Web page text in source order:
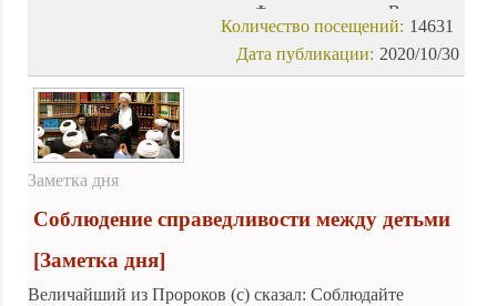
невежественного президента Франции в адрес Великого
божественную милость для миров. Мусульмане
возмущены этим оскорблением, и волна ненависти и
отвращения в связи с этим отвратительным поступком,
распространилась повсюду.
14631
Количество посещений:
2020/10/30
Дата публикации:
Заметка дня
Соблюдение справедливости между детьми
[Заметка дня]
Величайший из Пророков (с) сказал: Соблюдайте